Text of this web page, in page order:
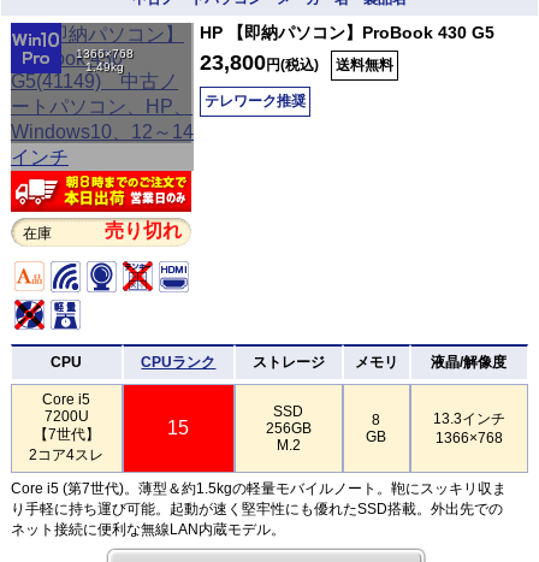
1366×768
1.49kg
在庫 売り切れ
HP 【即納パソコン】ProBook 430 G5
23,800円(税込) 送料無料
テレワーク推奨
CPU CPUランク ストレージ メモリ 液晶/解像度
Core i5
7200U
【7世代】
2コア4スレ
15
SSD
256GB
M.2
8
GB
13.3インチ
1366×768
Core i5 (第7世代)。薄型＆約1.5kgの軽量モバイルノート。鞄にスッキリ収ま
り手軽に持ち運び可能。起動が速く堅牢性にも優れたSSD搭載。外出先での
ネット接続に便利な無線LAN内蔵モデル。